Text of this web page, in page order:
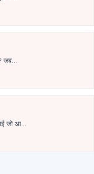
जो आ...